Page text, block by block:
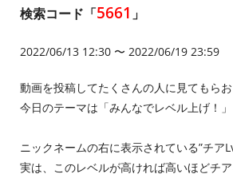
検索コード「5661 」
2022/06/13 12:30 〜 2022/06/19 23:59
動画を投稿してたくさんの人に見てもらお
今日のテーマは「みんなでレベル上げ！」
ニックネームの右に表示されている”チア
実は、このレベルが高ければ高いほどチ